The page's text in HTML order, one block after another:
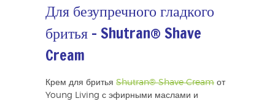
Для безупречного гладкого
бритья – Shutran® Shave
Cream
Крем для бритья Shutran® Shave Cream от
Young Living с эфирными маслами и